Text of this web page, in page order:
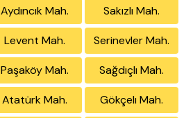
Aydıncık Mah. Sakızlı Mah.
Levent Mah. Serinevler Mah.
Paşaköy Mah. Sağdıçlı Mah.
Atatürk Mah. Gökçelı Mah.